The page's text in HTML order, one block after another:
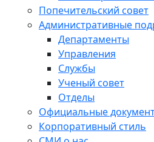
Попечительский совет
Административные
Департаменты
Управления
Службы
Ученый совет
Отделы
Официальные
Корпоративный стиль